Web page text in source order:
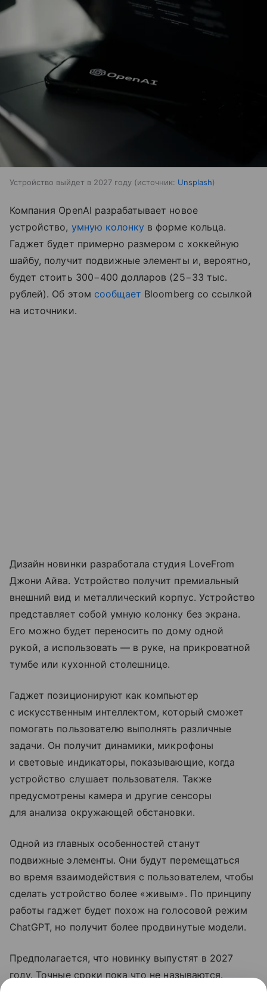
Устройство выйдет в 2027 году источник: Unsplash
Компания OpenAI разрабатывает новое
устройство, умную колонку в форме кольца.
Гаджет будет примерно размером с хоккейную
шайбу, получит подвижные элементы и, вероятно,
будет стоить 300−400 долларов (25−33 тыс.
рублей). Об этом сообщает Bloomberg со ссылкой
на источники.
Дизайн новинки разработала студия LoveFrom
Джони Айва. Устройство получит премиальный
внешний вид и металлический корпус. Устройство
представляет собой умную колонку без экрана.
Его можно будет переносить по дому одной
рукой, а использовать — в руке, на прикроватной
тумбе или кухонной столешнице.
Гаджет позиционируют как компьютер
с искусственным интеллектом, который сможет
помогать пользователю выполнять различные
задачи. Он получит динамики, микрофоны
и световые индикаторы, показывающие, когда
устройство слушает пользователя. Также
предусмотрены камера и другие сенсоры
для анализа окружающей обстановки.
Одной из главных особенностей станут
подвижные элементы. Они будут перемещаться
во время взаимодействия с пользователем, чтобы
сделать устройство более «живым». По принципу
работы гаджет будет похож на голосовой режим
ChatGPT, но получит более продвинутые модели.
Предполагается, что новинку выпустят в 2027
году. Точные сроки пока что не называются.